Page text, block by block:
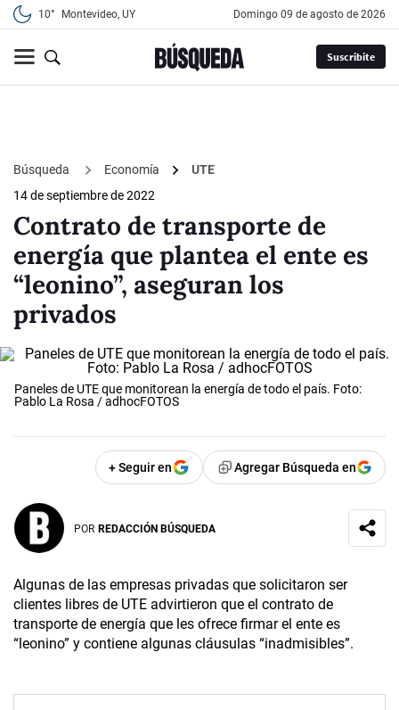
10° Montevideo, UY domingo 09 de agosto de 2026
Suscribite
Búsqueda Economía
UTE
14 de septiembre de 2022
Contrato de transporte de
energía que plantea el ente es
“leonino”, aseguran los
privados
Paneles de UTE que monitorean la energía de todo el país. Foto:
Pablo La Rosa / adhocFOTOS
+ Seguir en Agregar Búsqueda en
POR REDACCIÓN BÚSQUEDA
Algunas de las empresas privadas que solicitaron ser
clientes libres de UTE advirtieron que el contrato de
transporte de energía que les ofrece firmar el ente es
“leonino” y contiene algunas cláusulas “inadmisibles”.